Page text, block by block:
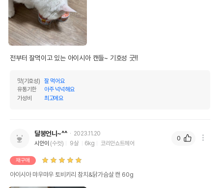
수입자를 함께 표기
AS책임자와 전화번호
또는 소비자상담 관련
전화번호
유통기한이 최소 2026.12.03이거나 그
전부터 잘먹이고 있는 아이시아 캔들~ 기호성 굿!!
맛(기호성)
잘 먹어요
유통기한
아주 넉넉해요
가성비
최고에요
달봉언니~^^
2023.11.20
시안이 (수컷) 9살 6kg 코리안쇼트헤어
재구매
아이시아 먀우먀우 토비키리 참치&닭가슴살 캔 60g
0